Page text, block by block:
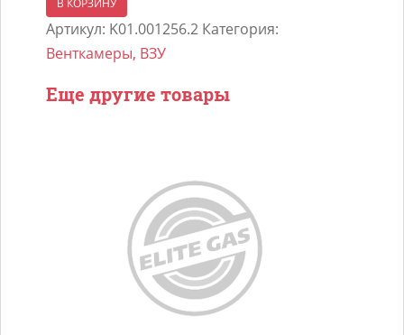
ВЗУ
в
ATIKER
В КОРЗИНУ
Артикул: K01.001256.2 Категория:
Венткамеры, ВЗУ
Еще другие товары